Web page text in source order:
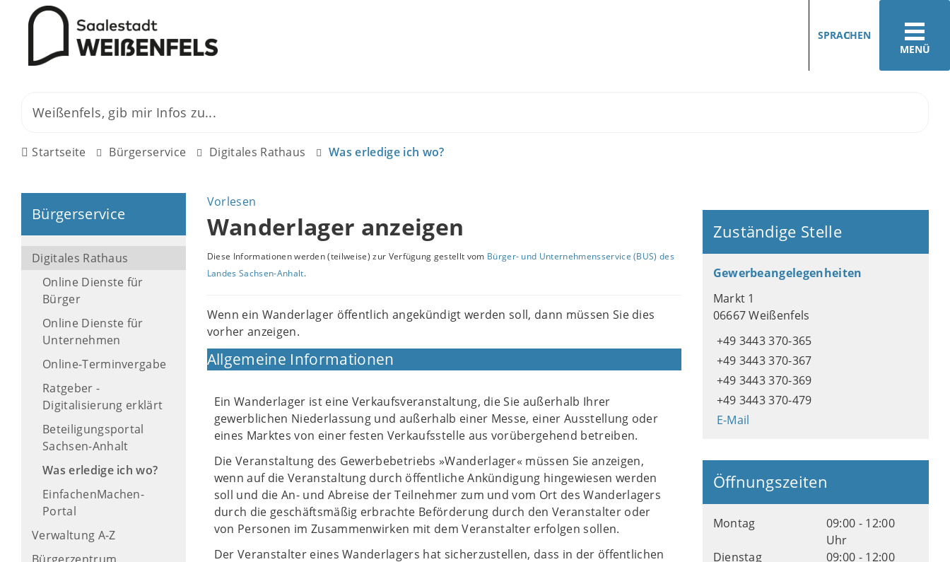
MENÜ
SPRACHEN
Startseite Bürgerservice Digitales Rathaus Was erledige ich wo?
Bürgerservice
Digitales Rathaus
Online Dienste für
Bürger
Online Dienste für
Unternehmen
Online-Terminvergabe
Ratgeber -
Digitalisierung erklärt
Beteiligungsportal
Sachsen-Anhalt
Was erledige ich wo?
EinfachenMachen-
Portal
Verwaltung A-Z
Vorlesen
Wanderlager anzeigen
Diese Informationen werden (teilweise) zur Verfügung gestellt vom Bürger- und Unternehmensservice (BUS) des
Landes Sachsen-Anhalt.
Wenn ein Wanderlager öffentlich angekündigt werden soll, dann müssen Sie dies
vorher anzeigen.
Allgemeine Informationen
Ein Wanderlager ist eine Verkaufsveranstaltung, die Sie außerhalb Ihrer
gewerblichen Niederlassung und außerhalb einer Messe, einer Ausstellung oder
eines Marktes von einer festen Verkaufsstelle aus vorübergehend betreiben.
Die Veranstaltung des Gewerbebetriebs »Wanderlager« müssen Sie anzeigen,
wenn auf die Veranstaltung durch öffentliche Ankündigung hingewiesen werden
soll und die An- und Abreise der Teilnehmer zum und vom Ort des Wanderlagers
durch die geschäftsmäßig erbrachte Beförderung durch den Veranstalter oder
von Personen im Zusammenwirken mit dem Veranstalter erfolgen sollen.
Der Veranstalter eines Wanderlagers hat sicherzustellen, dass in der öffentlichen
Zuständige Stelle
Gewerbeangelegenheiten
Markt 1
06667 Weißenfels
+49 3443 370-365
+49 3443 370-367
+49 3443 370-369
+49 3443 370-479
E-Mail
Öffnungszeiten
Montag
09:00 - 12:00
Uhr
Dienstag
09:00 - 12:00